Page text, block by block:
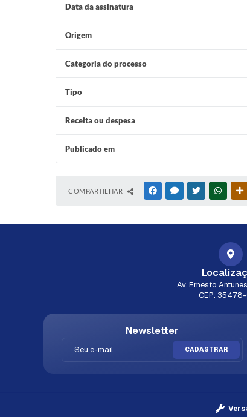
Data da assinatura
Origem
Categoria do processo
Tipo
Receita ou despesa
Publicado em
COMPARTILHAR FACEBOOKMESSENGER
TWITTER
Av. Ernesto
CEP:
Newsletter
CADASTRAR